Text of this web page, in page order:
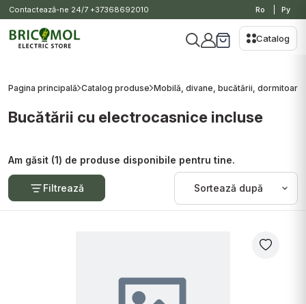
Contactează-ne 24/7 +37368692010 Ro Ру
Catalog
Pagina principală Catalog produse Mobilă, divane, bucătării, dormitoare
Bucătării cu electrocasnice incluse
Am găsit (1) de produse disponibile pentru tine.
Filtrează